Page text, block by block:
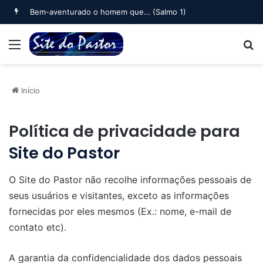
Bem-aventurado o homem que… (Salmo 1)
Menu
Início
Política de privacidade para
Site do Pastor
O Site do Pastor não recolhe informações pessoais de
seus usuários e visitantes, exceto as informações
fornecidas por eles mesmos (Ex.: nome, e-mail de
contato etc).
A garantia da confidencialidade dos dados pessoais